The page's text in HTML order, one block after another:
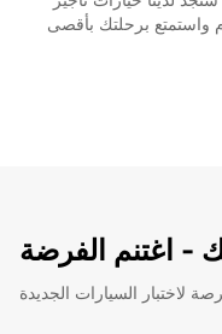
واستمتع برحلتك بأقصى
- اغتنم الفرضة
لاختبار السيارات الجديدة